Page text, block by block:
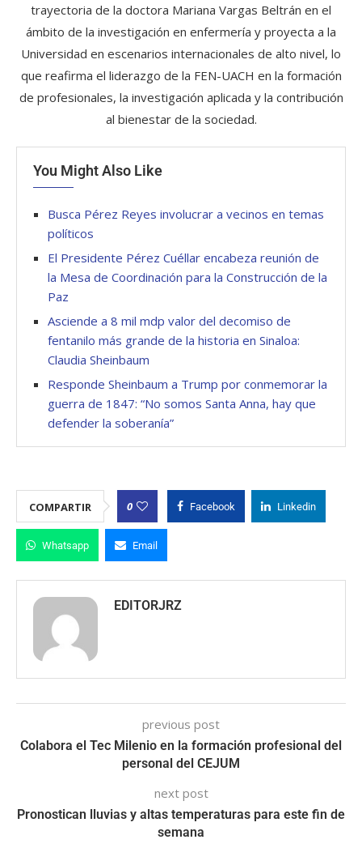
trayectoria de la doctora Mariana Vargas Beltrán en el
ámbito de la investigación en enfermería y proyecta a la
Universidad en escenarios internacionales de alto nivel, lo
que reafirma el liderazgo de la FEN-UACH en la formación
de profesionales, la investigación aplicada y la contribución
al bienestar de la sociedad.
You Might Also Like
Busca Pérez Reyes involucrar a vecinos en temas
políticos
El Presidente Pérez Cuéllar encabeza reunión de
la Mesa de Coordinación para la Construcción de la
Paz
Asciende a 8 mil mdp valor del decomiso de
fentanilo más grande de la historia en Sinaloa:
Claudia Sheinbaum
Responde Sheinbaum a Trump por conmemorar la
guerra de 1847: “No somos Santa Anna, hay que
defender la soberanía”
COMPARTIR 0 Facebook Linkedin
Whatsapp Email
EDITORJRZ
previous post
Colabora el Tec Milenio en la formación profesional del
personal del CEJUM
next post
Pronostican lluvias y altas temperaturas para este fin de
semana